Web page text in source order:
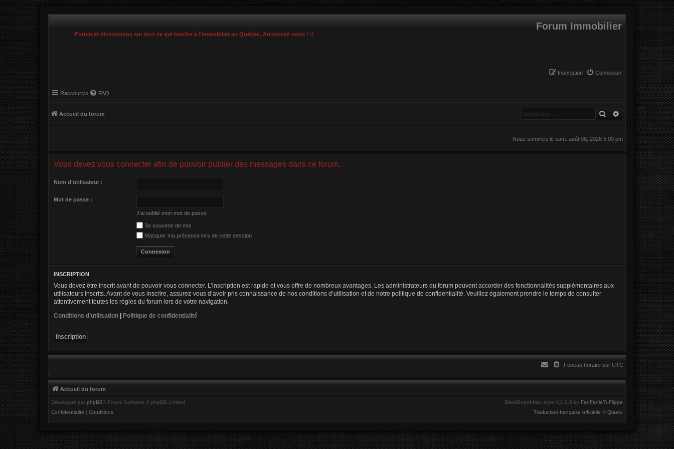
Forum et discussions sur tout ce qui touche à l'immobilier au Québec. Annoncez-vous ! :)
Forum Immobilier
Connexion
Inscription
Raccourcis FAQ
Rechercher
Recherche
Accueil du forum
Nous sommes le sam. août 08, 2026 5:00 pm
Vous devez vous connecter afin de pouvoir publier des messages dans ce forum.
Nom d’utilisateur :
Mot de passe :
J’ai oublié mon mot de passe
Se souvenir de moi
Masquer ma présence lors de cette session
INSCRIPTION
Vous devez être inscrit avant de pouvoir vous connecter. L’inscription est rapide et vous offre de nombreux avantages. Les administrateurs du forum peuvent accorder des fonctionnalités supplémentaires aux
utilisateurs inscrits. Avant de vous inscrire, assurez-vous d’avoir pris connaissance de nos conditions d’utilisation et de notre politique de confidentialité. Veuillez également prendre le temps de consulter
attentivement toutes les règles du forum lors de votre navigation.
Conditions d’utilisation
Politique de confidentialité
Inscription
Fuseau horaire sur UTC
Accueil du forum
Développé par phpBB® Forum Software © phpBB Limited BlackBoard-Max style V.1.0.5 by FanFanlaTuFlippe
Traduction française officielle © Qiaeru
Confidentialité | Conditions